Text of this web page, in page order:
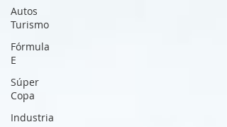
Autos
Turismo
Fórmula
E
Súper
Copa
Industria